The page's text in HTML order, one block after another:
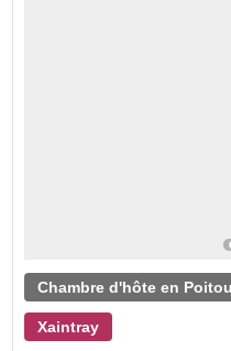
Chambre d'hôte en
Xaintray